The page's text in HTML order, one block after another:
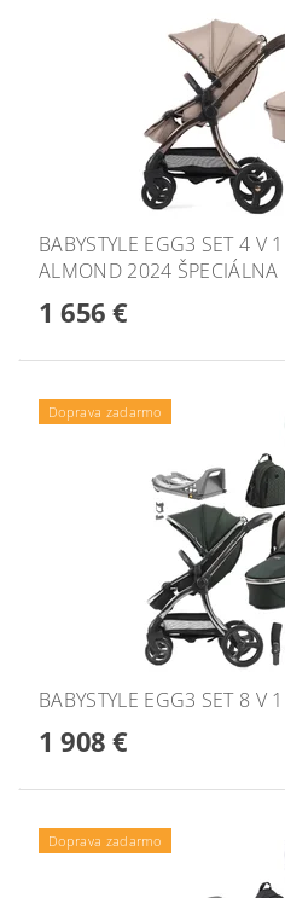
BABYSTYLE EGG3 SET 4 V
ALMOND 2024 ŠPECIÁLNA
1 656 €
Doprava zadarmo
BABYSTYLE EGG3 SET 8 V
1 908 €
Doprava zadarmo